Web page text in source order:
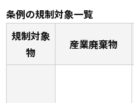
条例の規制対象一覧
規制対象
物
産業廃棄物